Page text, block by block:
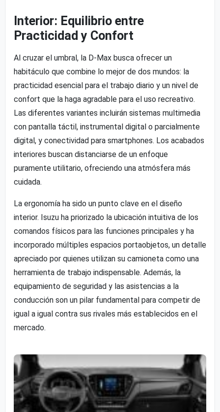
Interior: Equilibrio entre
Practicidad y Confort
Al cruzar el umbral, la D-Max busca ofrecer un
habitáculo que combine lo mejor de dos mundos: la
practicidad esencial para el trabajo diario y un nivel de
confort que la haga agradable para el uso recreativo.
Las diferentes variantes incluirán sistemas multimedia
con pantalla táctil, instrumental digital o parcialmente
digital, y conectividad para smartphones. Los acabados
interiores buscan distanciarse de un enfoque
puramente utilitario, ofreciendo una atmósfera más
cuidada.
La ergonomía ha sido un punto clave en el diseño
interior. Isuzu ha priorizado la ubicación intuitiva de los
comandos físicos para las funciones principales y ha
incorporado múltiples espacios portaobjetos, un detalle
apreciado por quienes utilizan su camioneta como una
herramienta de trabajo indispensable. Además, la
equipamiento de seguridad y las asistencias a la
conducción son un pilar fundamental para competir de
igual a igual contra sus rivales más establecidos en el
mercado.